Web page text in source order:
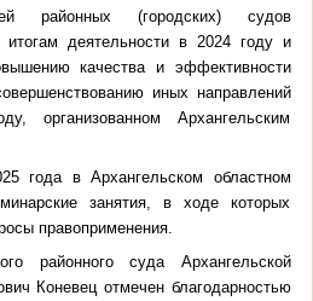
районных (городских) судов
итогам деятельности в 2024 году и
качества и эффективности
иных направлений
организованном Архангельским
года в Архангельском областном
занятия, в ходе которых
правоприменения.
районного суда Архангельской
Коневец отмечен благодарностью